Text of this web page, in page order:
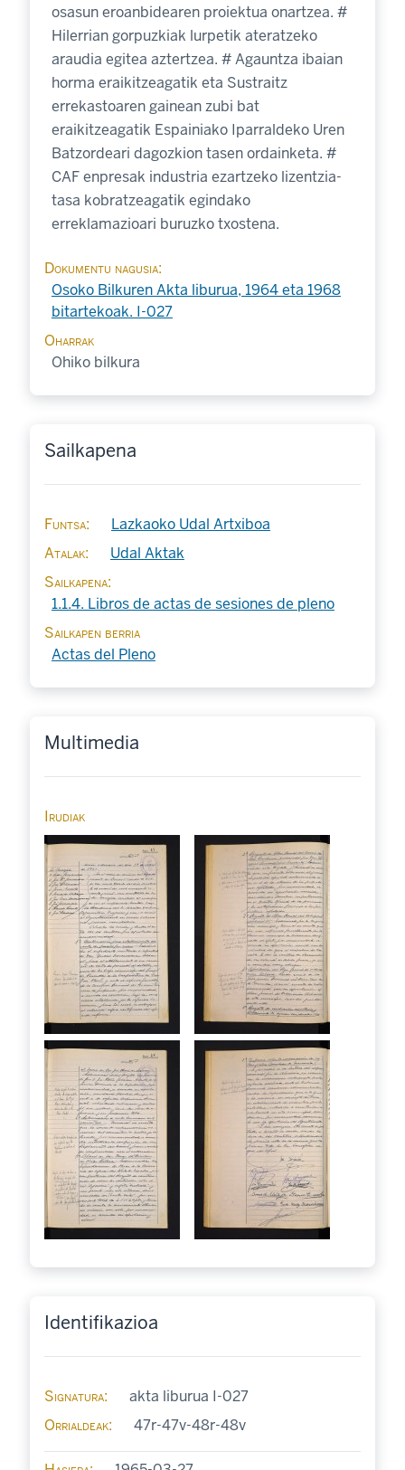
osasun eroanbidearen proiektua onartzea. #
Hilerrian gorpuzkiak lurpetik ateratzeko
araudia egitea aztertzea. # Agauntza ibaian
horma eraikitzeagatik eta Sustraitz
errekastoaren gainean zubi bat
eraikitzeagatik Espainiako Iparraldeko Uren
Batzordeari dagozkion tasen ordainketa. #
CAF enpresak industria ezartzeko lizentzia-
tasa kobratzeagatik egindako
erreklamazioari buruzko txostena.
Dokumentu nagusia
Osoko Bilkuren Akta liburua, 1964 eta 1968
bitartekoak. I-027
Oharrak
Ohiko bilkura
Sailkapena
Funtsa
Lazkaoko Udal Artxiboa
Atalak
Udal Aktak
Sailkapena
1.1.4. Libros de actas de sesiones de pleno
Sailkapen berria
Actas del Pleno
Multimedia
Irudiak
Identifikazioa
Signatura
akta liburua I-027
Orrialdeak
47r-47v-48r-48v